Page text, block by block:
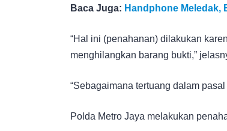
Baca Juga: Handphone Meledak,
“Hal ini (penahanan) dilakukan
menghilangkan barang bukti,”
“Sebagaimana tertuang dalam
Polda Metro Jaya melakukan